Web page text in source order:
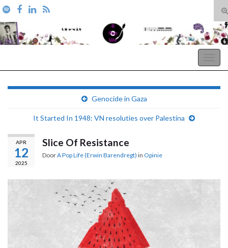
Search for:
Genocide in Gaza
It Started In 1948: VN resoluties over Palestina
APR
12
2025
Slice Of Resistance
DoorA Pop Life (Erwin Barendregt) in Opinie